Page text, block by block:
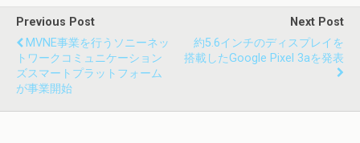
Previous Post
MVNE事業を行うソニーネッ
トワークコミュニケーション
ズスマートプラットフォーム
が事業開始
Next Post
約5.6インチのディスプレイを
搭載したGoogle Pixel 3aを発表